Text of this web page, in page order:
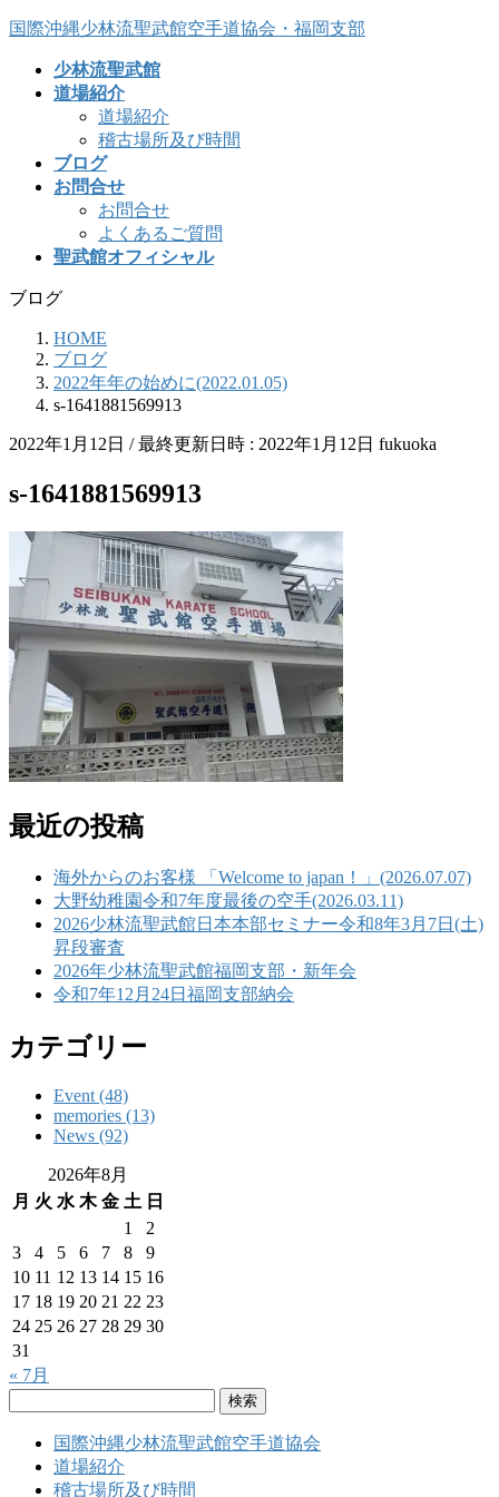
コ
ナ
国際沖縄少林流聖武館空手道協会・福岡支部
少林流聖武館
道場紹介
道場紹介
稽古場所及び時間
ブログ
お問合せ
お問合せ
よくあるご質問
聖武館オフィシャル
ブログ
HOME
ブログ
2022年年の始めに(2022.01.05)
s-1641881569913
2022年1月12日 / 最終更新日時 : 2022年1月12日 fukuoka
s-1641881569913
最近の投稿
海外からのお客様 「Welcome to japan！」(2026.07.07)
大野幼稚園令和7年度最後の空手(2026.03.11)
2026少林流聖武館日本本部セミナー令和8年3月7日(土)
昇段審査
2026年少林流聖武館福岡支部・新年会
令和7年12月24日福岡支部納会
カテゴリー
Event (48)
memories (13)
News (92)
2026年8月
月 火 水 木 金 土 日
1
2
3
4 5 6 7 8
9
10 11 12 13 14 15 16
17 18 19 20 21 22 23
24 25 26 27 28 29 30
31
« 7月
国際沖縄少林流聖武館空手道協会
道場紹介
稽古場所及び時間